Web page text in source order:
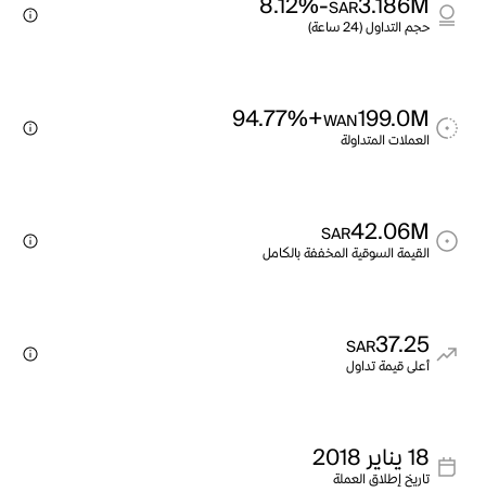
SAR
حجم التداول (24 ساعة)
199.0M
WAN
+94.77%
العملات المتداولة
42.06M
SAR
القيمة السوقية المخففة بالكامل
37.25
SAR
أعلى قيمة تداول
18 يناير 2018
تاريخ إطلاق العملة